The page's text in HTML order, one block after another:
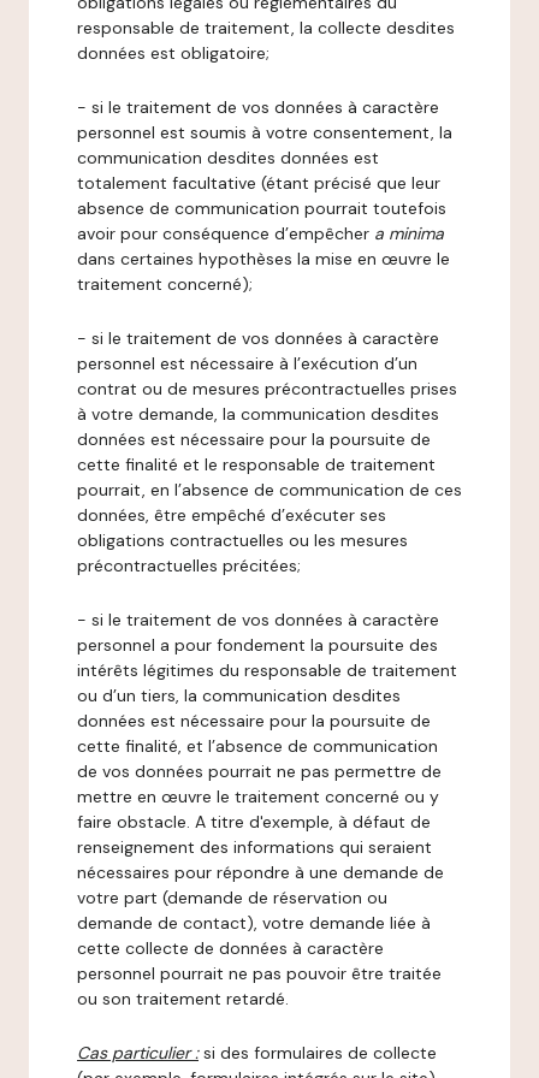
responsable de traitement, la collecte desdites
données est obligatoire;
- si le traitement de vos données à caractère
personnel est soumis à votre consentement, la
communication desdites données est
totalement facultative (étant précisé que leur
absence de communication pourrait toutefois
avoir pour conséquence d’empêcher a minima
dans certaines hypothèses la mise en œuvre le
traitement concerné);
- si le traitement de vos données à caractère
personnel est nécessaire à l’exécution d’un
contrat ou de mesures précontractuelles prises
à votre demande, la communication desdites
données est nécessaire pour la poursuite de
cette finalité et le responsable de traitement
pourrait, en l’absence de communication de ces
données, être empêché d’exécuter ses
obligations contractuelles ou les mesures
précontractuelles précitées;
- si le traitement de vos données à caractère
personnel a pour fondement la poursuite des
intérêts légitimes du responsable de traitement
ou d’un tiers, la communication desdites
données est nécessaire pour la poursuite de
cette finalité, et l’absence de communication
de vos données pourrait ne pas permettre de
mettre en œuvre le traitement concerné ou y
faire obstacle. A titre d'exemple, à défaut de
renseignement des informations qui seraient
nécessaires pour répondre à une demande de
votre part (demande de réservation ou
demande de contact), votre demande liée à
cette collecte de données à caractère
personnel pourrait ne pas pouvoir être traitée
ou son traitement retardé.
Cas particulier : si des formulaires de collecte